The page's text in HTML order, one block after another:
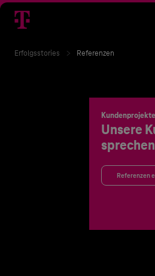
Erfolgsstories Referenzen
Kundenprojekte
Unsere
Referenzen